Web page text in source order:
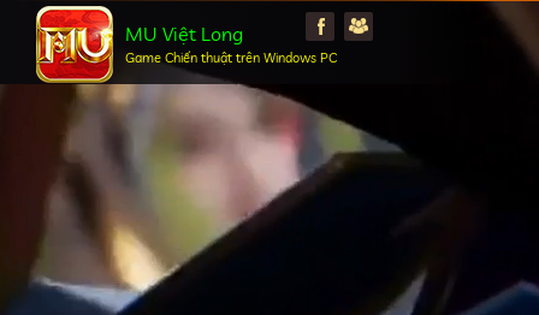
MU Việt Long
Game Chiến thuật trên Windows PC